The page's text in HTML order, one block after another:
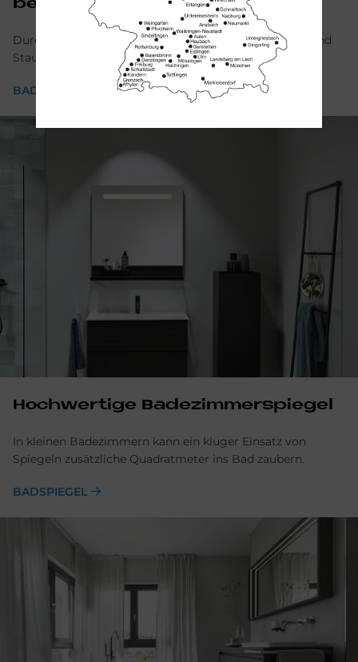
bel
Durchdachte Badmöbelkonzepte sorgen für ausreichend
Stauraum in Ihrem Badezimmer.
BADMÖBEL
Hoch­wer­ti­ge Ba­de­zim­mer­spie­gel
In kleinen Badezimmern kann ein kluger Einsatz von
Spiegeln zusätzliche Quadratmeter ins Bad zaubern.
BADSPIEGEL